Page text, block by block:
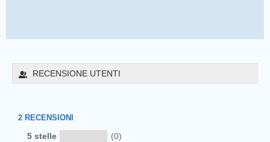
RECENSIONE UTENTI
2 RECENSIONI
5 stelle
(0)